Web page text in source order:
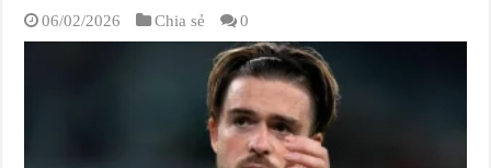
06/02/2026 Chia sẻ 0